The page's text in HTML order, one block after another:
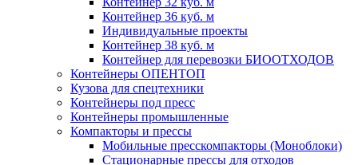
Контейнер 36 куб. м
Индивидуальные проекты
Контейнер 38 куб. м
Контейнер для перевозки БИООТХОДОВ
Контейнеры ОПЕНТОП
Кузова для спецтехники
Контейнеры под пресс
Контейнеры промышленные
Компакторы и прессы
Мобильные пресскомпакторы (Моноблоки)
Стационарные прессы для отходов